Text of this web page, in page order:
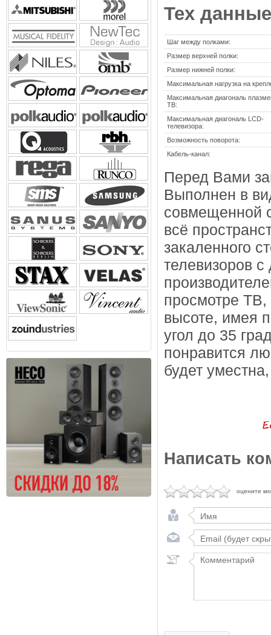
Тех
Шаг между полками:
Размер верхней полки:
Размер нижней полки:
Максимальная нагрузка на
Максимальная диагональ
ТВ:
Максимальная диагональ LCD-
телевизора:
Возможность поворота:
Кабель-канал:
Перед Вами
Выполнен в
совмещенной
всё
закаленного
телевизоров
просмотре ТВ,
высоте, имея
угол до 35
понравится
будет
Написать
оцените